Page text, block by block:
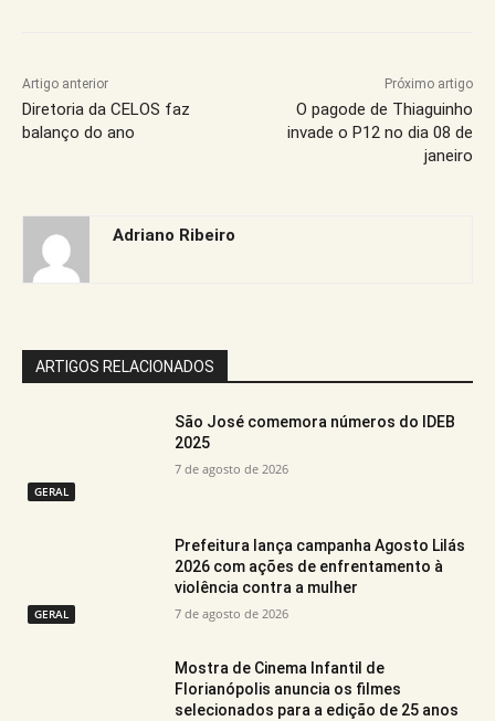
Artigo anterior
Diretoria da CELOS faz
balanço do ano
Próximo artigo
O pagode de Thiaguinho
invade o P12 no dia 08 de
janeiro
Adriano Ribeiro
ARTIGOS RELACIONADOS
GERAL
São José comemora números do IDEB
2025
7 de agosto de 2026
GERAL
Prefeitura lança campanha Agosto Lilás
2026 com ações de enfrentamento à
violência contra a mulher
7 de agosto de 2026
Mostra de Cinema Infantil de
Florianópolis anuncia os filmes
selecionados para a edição de 25 anos